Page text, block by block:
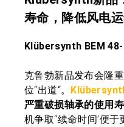
寿命，降低风电
Klübersynth BEM
克鲁勃新品发布会隆
位“出道“。
严重破损轴承的使用
机争取“续命时间’便于